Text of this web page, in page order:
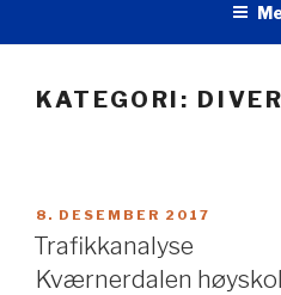
KATEGORI:
PUBLISERT
8. DESEMBER 2017
Trafikkanalyse
Kværnerdalen